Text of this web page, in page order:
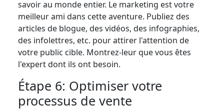
savoir au monde entier. Le marketing est votre
meilleur ami dans cette aventure. Publiez des
articles de blogue, des vidéos, des infographies,
des infolettres, etc. pour attirer l'attention de
votre public cible. Montrez-leur que vous êtes
l'expert dont ils ont besoin.
Étape 6: Optimiser votre
processus de vente